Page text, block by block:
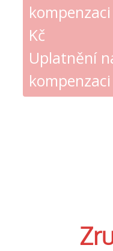
Kč
Uplatnění